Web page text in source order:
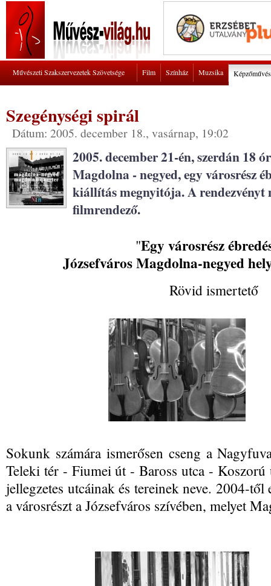
Művészeti Szakszervezetek Szövetsége Film Színház Muzsika
Szegénységi spirál
Dátum: 2005. december 18., vasárnap, 19:02
2005. december 21-én, szerdán 18
Magdolna - negyed, egy városrész
kiállítás megnyitója. A
filmrendező.
"Egy városrész
Józsefváros Magdolna-negyed
Rövid ismertető
Sokunk számára ismerősen cseng a
Teleki tér - Fiumei út - Baross utca - Koszorú
jellegzetes utcáinak és tereinek neve. 2004-
a városrészt a Józsefváros szívében, melyet